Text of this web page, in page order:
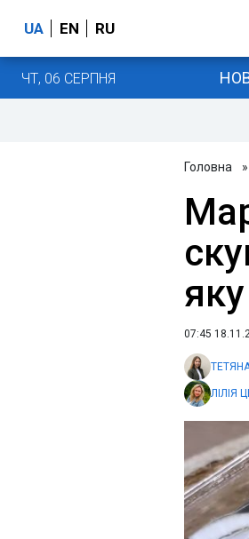
UA EN RU
ЧТ, 06 СЕРПНЯ
Головна »
07:45
ЛІЛІЯ